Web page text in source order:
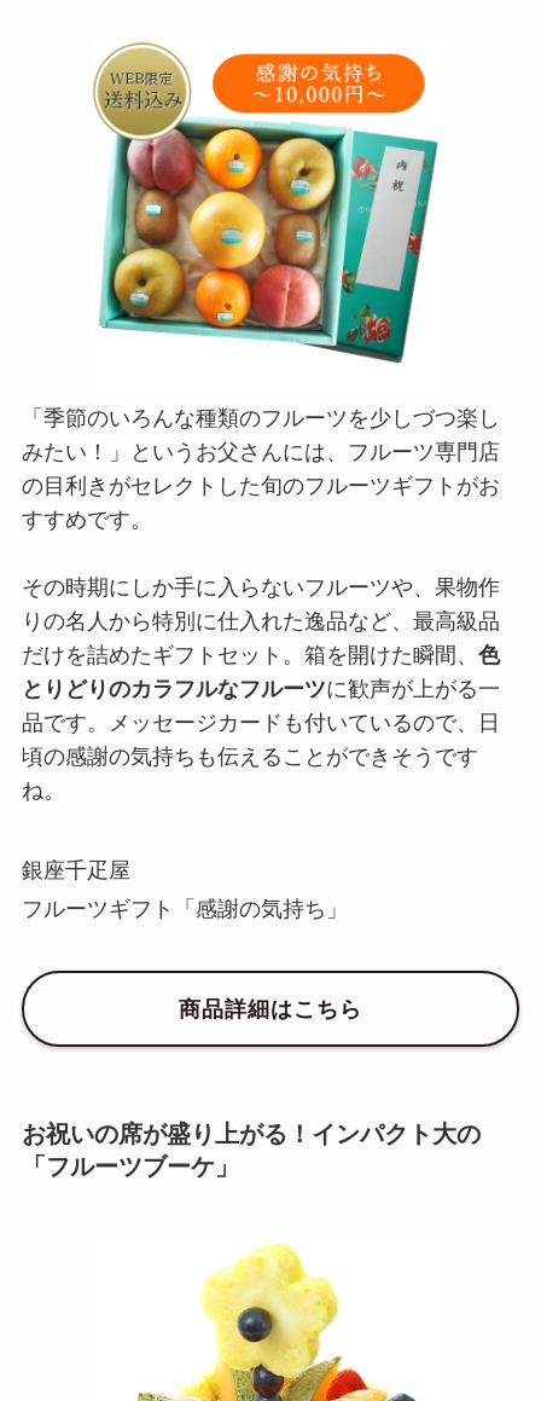
「季節のいろんな種類のフルーツを少しづつ楽し
みたい！」というお父さんには、フルーツ専門店
の目利きがセレクトした旬のフルーツギフトがお
すすめです。
その時期にしか手に入らないフルーツや、果物作
りの名人から特別に仕入れた逸品など、最高級品
だけを詰めたギフトセット。箱を開けた瞬間、 色
とりどりのカラフルなフルーツに歓声が上がる一
品です。メッセージカードも付いているので、日
頃の感謝の気持ちも伝えることができそうです
ね。
銀座千疋屋
フルーツギフト「感謝の気持ち」
商品詳細はこちら
お祝いの席が盛り上がる！インパクト大の
「フルーツブーケ」